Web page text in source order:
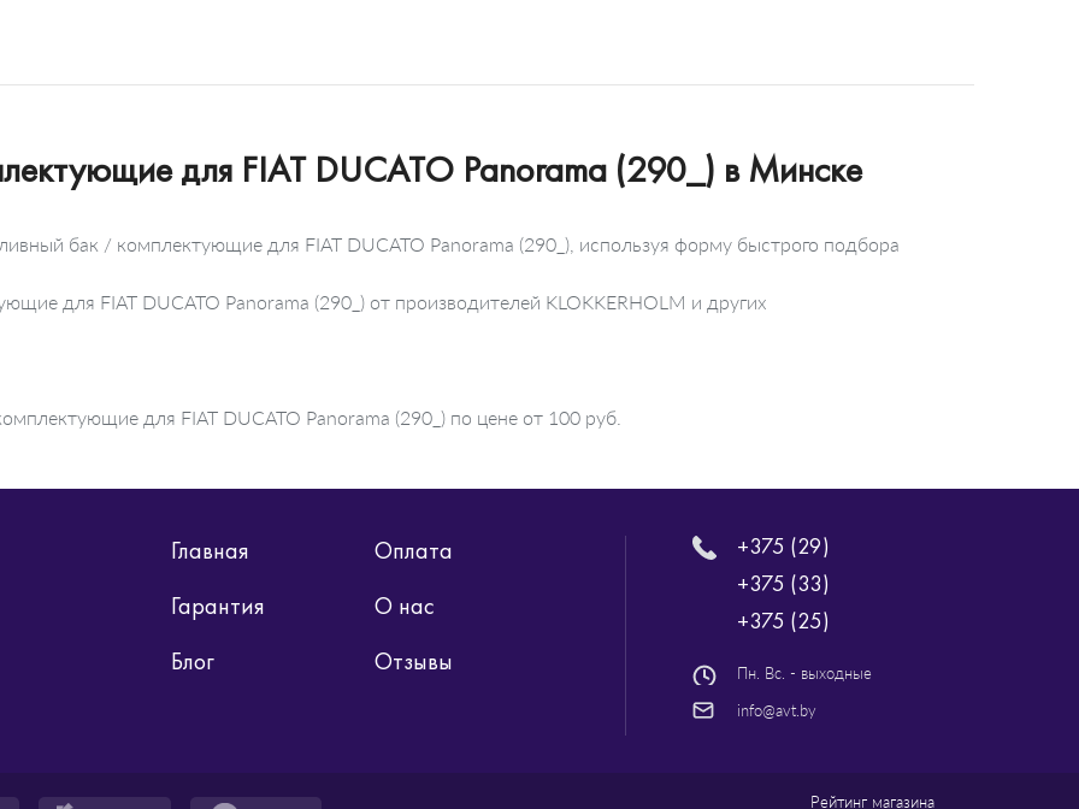
для FIAT DUCATO Panorama (290_) в Минске
бак / комплектующие для FIAT DUCATO Panorama (290_), используя форму быстрого подбора
для FIAT DUCATO Panorama (290_) от производителей KLOKKERHOLM и других
для FIAT DUCATO Panorama (290_) по цене от 100 руб.
Главная
Оплата
Гарантия
О нас
Блог
Отзывы
+375 (29)
+375 (33)
+375 (25)
Пн. Вс. - выходные
info@avt.by
Рейтинг магазина